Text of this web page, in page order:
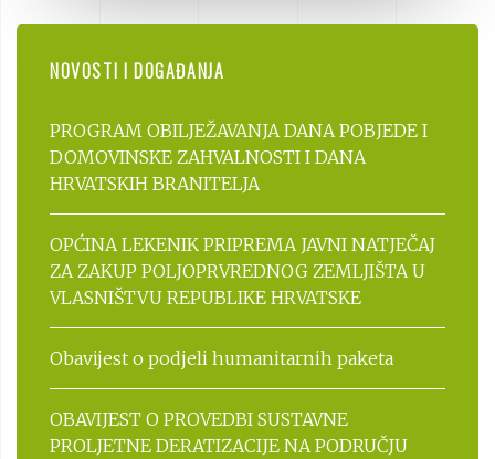
NOVOSTI I DOGAĐANJA
PROGRAM OBILJEŽAVANJA DANA POBJEDE I
DOMOVINSKE ZAHVALNOSTI I DANA
HRVATSKIH BRANITELJA
OPĆINA LEKENIK PRIPREMA JAVNI NATJEČAJ
ZA ZAKUP POLJOPRVREDNOG ZEMLJIŠTA U
VLASNIŠTVU REPUBLIKE HRVATSKE
Obavijest o podjeli humanitarnih paketa
OBAVIJEST O PROVEDBI SUSTAVNE
PROLJETNE DERATIZACIJE NA PODRUČJU